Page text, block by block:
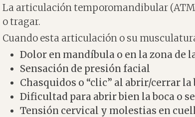
La articulación temporomandibular
o tragar.
Cuando esta articulación o su
Dolor en mandíbula o en la zona de
Sensación de presión facial
Chasquidos o “clic” al abrir/cerrar la
Dificultad para abrir bien la boca o
Tensión cervical y molestias en